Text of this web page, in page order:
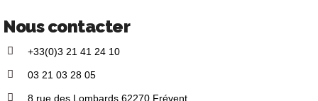
Nous contacter
+33(0)3 21 41 24 10
03 21 03 28 05
8 rue des Lombards 62270 Frévent